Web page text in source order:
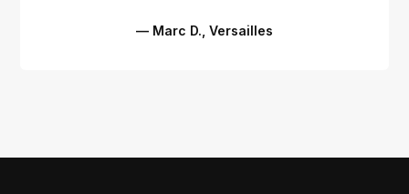
— Marc D., Versailles